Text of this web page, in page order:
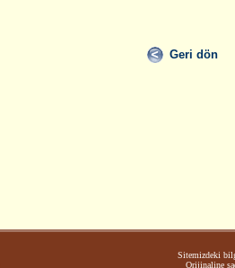
Geri dön
Sitemizdeki
Orijinaline